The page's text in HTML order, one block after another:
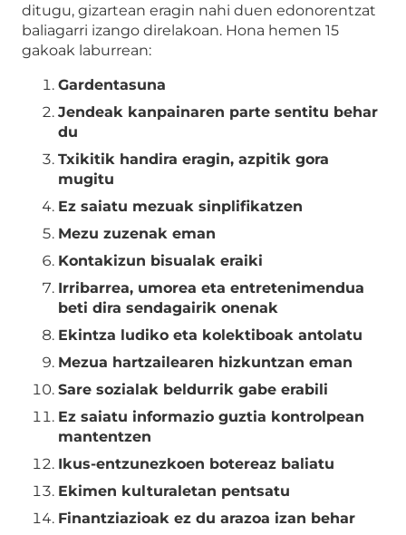
ditugu, gizartean eragin nahi duen edonorentzat
baliagarri izango direlakoan. Hona hemen 15
gakoak laburrean:
Gardentasuna
Jendeak kanpainaren parte sentitu behar
du
Txikitik handira eragin, azpitik gora
mugitu
Ez saiatu mezuak sinplifikatzen
Mezu zuzenak eman
Kontakizun bisualak eraiki
Irribarrea, umorea eta entretenimendua
beti dira sendagairik onenak
Ekintza ludiko eta kolektiboak antolatu
Mezua hartzailearen hizkuntzan eman
Sare sozialak beldurrik gabe erabili
Ez saiatu informazio guztia kontrolpean
mantentzen
Ikus-entzunezkoen botereaz baliatu
Ekimen kulturaletan pentsatu
Finantziazioak ez du arazoa izan behar